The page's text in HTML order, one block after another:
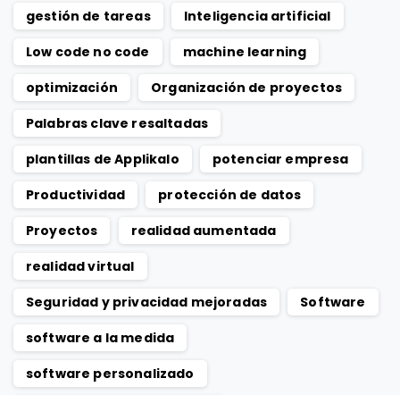
gestión de tareas
Inteligencia artificial
Low code no code
machine learning
optimización
Organización de proyectos
Palabras clave resaltadas
plantillas de Applikalo
potenciar empresa
Productividad
protección de datos
Proyectos
realidad aumentada
realidad virtual
Seguridad y privacidad mejoradas
Software
software a la medida
software personalizado